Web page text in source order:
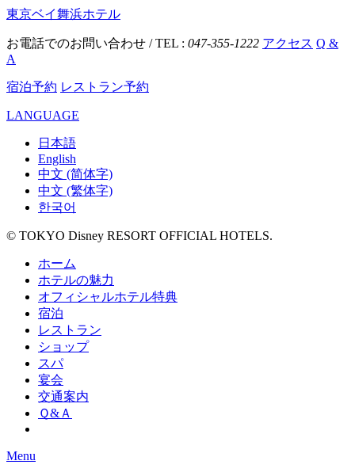
東京ベイ舞浜ホテル
お電話でのお問い合わせ / TEL : 047-355-1222 アクセス Q &
A
宿泊予約 レストラン予約
LANGUAGE
日本語
English
中文 (简体字)
中文 (繁体字)
한국어
© TOKYO Disney RESORT OFFICIAL HOTELS.
ホーム
ホテルの魅力
オフィシャルホテル特典
宿泊
レストラン
ショップ
スパ
宴会
交通案内
Ｑ&Ａ
Menu